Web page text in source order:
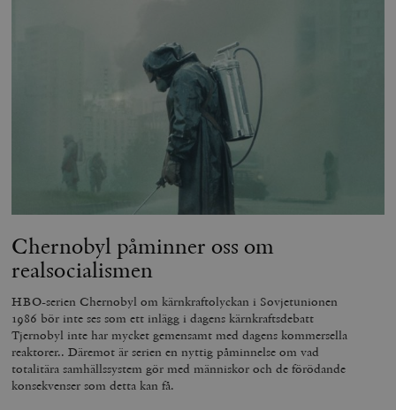
Chernobyl påminner oss om
realsocialismen
HBO-serien Chernobyl om kärnkraftolyckan i Sovjetunionen
1986 bör inte ses som ett inlägg i dagens kärnkraftsdebatt
Tjernobyl inte har mycket gemensamt med dagens kommersella
reaktorer.. Däremot är serien en nyttig påminnelse om vad
totalitära samhällssystem gör med människor och de förödande
konsekvenser som detta kan få.